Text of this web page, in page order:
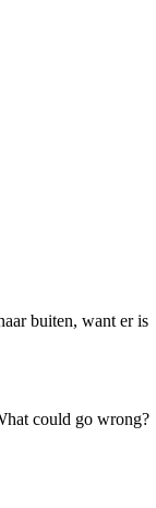
buiten, want er is
could go wrong?